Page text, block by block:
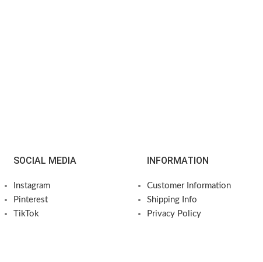
SOCIAL MEDIA
Instagram
Pinterest
TikTok
INFORMATION
Customer Information
Shipping Info
Privacy Policy